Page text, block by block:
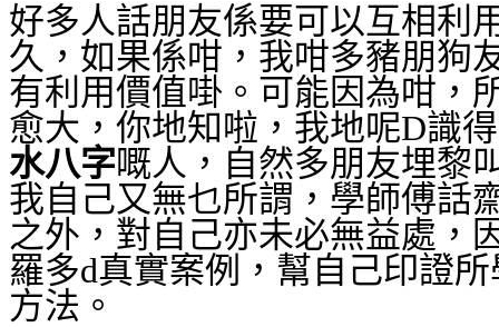
好多人話朋友係要可以互相利
久，如果係咁，我咁多豬朋狗
有利用價值啩。可能因為咁，
愈大，你地知啦，我地呢D識
水八字嘅人，自然多朋友埋黎
我自己又無乜所謂，學師傅話
之外，對自己亦未必無益處，
羅多d真實案例，幫自己印證
方法。